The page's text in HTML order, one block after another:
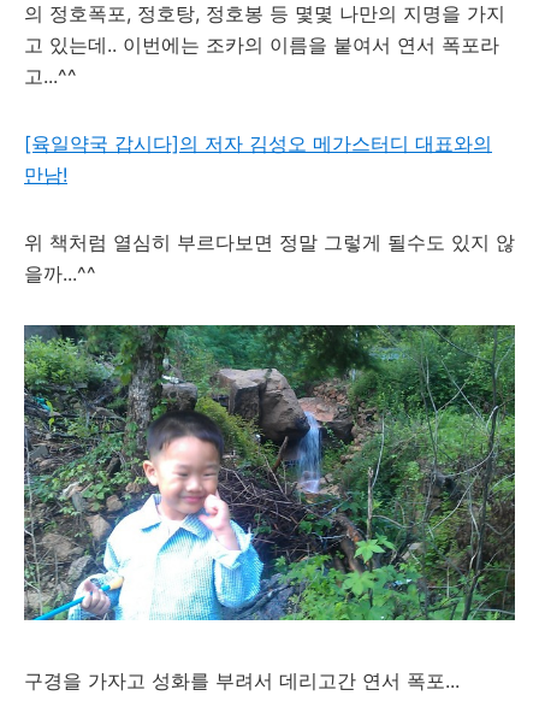
의 정호폭포, 정호탕, 정호봉 등 몇몇 나만의 지명을 가지
고 있는데.. 이번에는 조카의 이름을 붙여서 연서 폭포라
고...^^
[육일약국 갑시다]의 저자 김성오 메가스터디 대표와의
만남!
위 책처럼 열심히 부르다보면 정말 그렇게 될수도 있지 않
을까...^^
구경을 가자고 성화를 부려서 데리고간 연서 폭포...